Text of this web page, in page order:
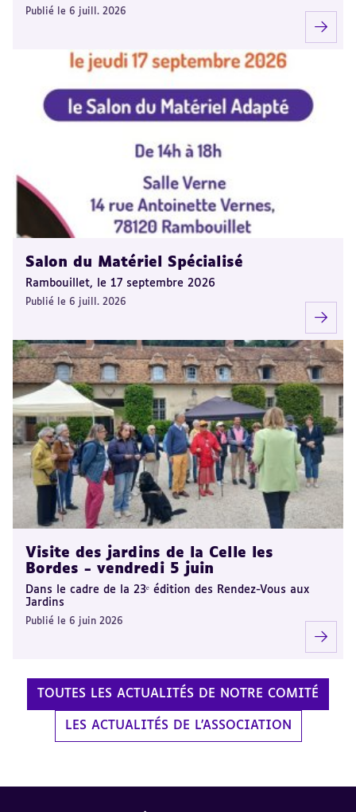
Publié le 6 juill. 2026
Salon du Matériel Spécialisé
Rambouillet, le 17 septembre 2026
Publié le 6 juill. 2026
Visite des jardins de la Celle les
Bordes - vendredi 5 juin
Dans le cadre de la 23ᵉ édition des Rendez-Vous aux
Jardins
Publié le 6 juin 2026
TOUTES LES ACTUALITÉS DE NOTRE COMITÉ
LES ACTUALITÉS DE L'ASSOCIATION